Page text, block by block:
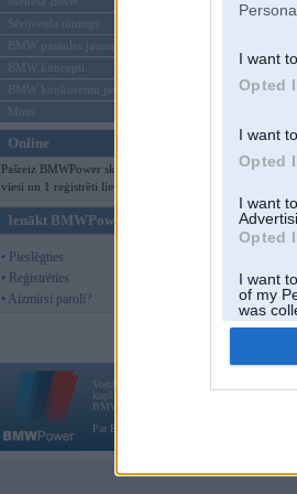
I want
Opted
I want
Opted
I want
Opted
I want
of my
was
Opted
Sērijveida tūnings
BMW pasaules jaunumi
BMW koncepti
BMW konkurentu jaunumi
Moto
Online
Pašreiz BMWPower skatās 112
viesi un 1 reģistrēti lietotāji.
Ienākt BMWPower
• Pieslēgties
• Reģistrēties
• Aizmirsi paroli?
Vortāls BMWPower.lv darbojas
kopš 2002. gada 14. maija. Tas nav auto
BMW AG.
Par BMWPower